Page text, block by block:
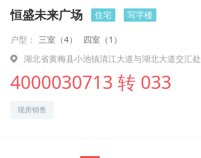
恒盛未来广场 住宅 写字楼
户型： 三室（4）
四室（1）
湖北省黄梅县小池镇清江大道与湖北大道交汇处
4000030713 转 033
现房销售